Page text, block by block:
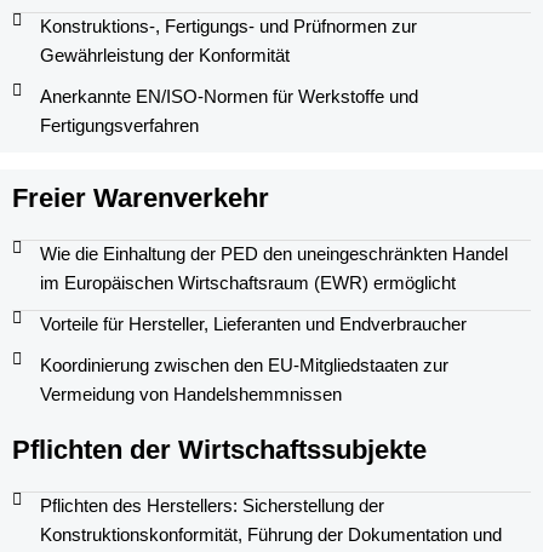
Konstruktions-, Fertigungs- und Prüfnormen zur
Gewährleistung der Konformität
Anerkannte EN/ISO-Normen für Werkstoffe und
Fertigungsverfahren
Freier Warenverkehr
Wie die Einhaltung der PED den uneingeschränkten Handel
im Europäischen Wirtschaftsraum (EWR) ermöglicht
Vorteile für Hersteller, Lieferanten und Endverbraucher
Koordinierung zwischen den EU-Mitgliedstaaten zur
Vermeidung von Handelshemmnissen
Pflichten der Wirtschaftssubjekte
Pflichten des Herstellers: Sicherstellung der
Konstruktionskonformität, Führung der Dokumentation und